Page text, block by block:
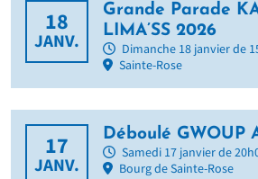
18
JANV.
Grande Parade
LIMA’SS 2026
Dimanche 18 janvier de
Sainte-Rose
17
JANV.
Déboulé GWOUP
Samedi 17 janvier de
Bourg de Sainte-Rose